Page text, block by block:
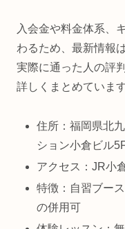
入会金や料金体系、
わるため、最新情報
実際に通った人の評
詳しくまとめています
住所：福岡県北
ション小倉ビル
アクセス：JR小
特徴：自習ブー
の併用可